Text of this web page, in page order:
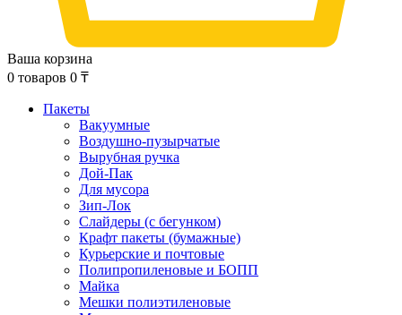
Ваша корзина
0 товаров 0 ₸
Пакеты
Вакуумные
Воздушно-пузырчатые
Вырубная ручка
Дой-Пак
Для мусора
Зип-Лок
Слайдеры (с бегунком)
Крафт пакеты (бумажные)
Курьерские и почтовые
Полипропиленовые и БОПП
Майка
Мешки полиэтиленовые